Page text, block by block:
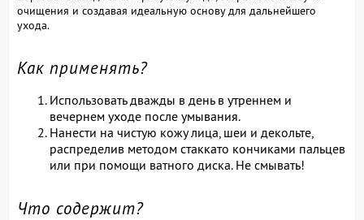
очищения и создавая идеальную основу для дальнейшего
ухода.
Как применять?
Использовать дважды в день в утреннем и
вечернем уходе после умывания.
Нанести на чистую кожу лица, шеи и декольте,
распределив методом стаккато кончиками пальцев
или при помощи ватного диска. Не смывать!
Что содержит?